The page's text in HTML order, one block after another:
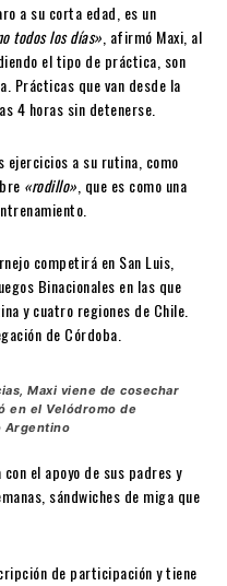
a su corta edad, es un
todos los días», afirmó Maxi, al
el tipo de práctica, son
Prácticas que van desde la
4 horas sin detenerse.
ejercicios a su rutina, como
«rodillo», que es como una
competirá en San Luis,
Binacionales en las que
y cuatro regiones de Chile.
de Córdoba.
Maxi viene de cosechar
en el Velódromo de
Argentino
el apoyo de sus padres y
sándwiches de miga que
de participación y tiene